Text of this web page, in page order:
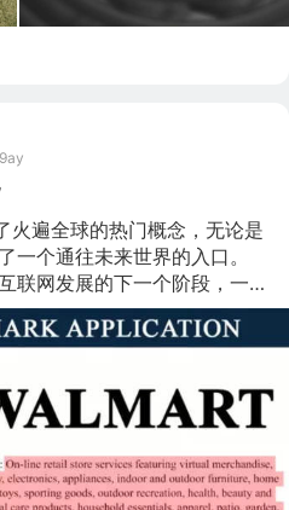
火遍全球的热门概念，无论是
一个通往未来世界的入口。
联网发展的下一个阶段，一个
撑、内容可以不断丰富的虚拟
互连接的全新世界(7.840,
宣布将公司名称改为
的雄心以来，更是进一步带火
众多企业急于弄清楚如何融入
越旺，从互联网蔓延至零售
16日报道，沃尔玛正低调进
制造和销售虚